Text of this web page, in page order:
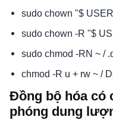
sudo chown "$
sudo chown -R "$
sudo chmod -RN ~ /
chmod -R u + rw ~ /
Đồng bộ hóa có
phóng dung